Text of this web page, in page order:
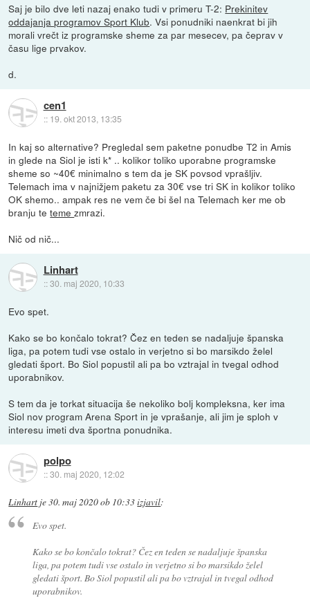
Saj je bilo dve leti nazaj enako tudi v primeru T-2: Prekinitev
oddajanja programov Sport Klub. Vsi ponudniki naenkrat bi jih
morali vrečt iz programske sheme za par mesecev, pa čeprav v
času lige prvakov.
d.
cen1
:: 19. okt 2013, 13:35
In kaj so alternative? Pregledal sem paketne ponudbe T2 in Amis
in glede na Siol je isti k* .. kolikor toliko uporabne programske
sheme so ~40€ minimalno s tem da je SK povsod vprašljiv.
Telemach ima v najnižjem paketu za 30€ vse tri SK in kolikor toliko
OK shemo.. ampak res ne vem če bi šel na Telemach ker me ob
branju tetemezmrazi.
Nič od nič...
Linhart
::30. maj 2020, 10:33
Evo spet.
Kako se bo končalo tokrat? Čez en teden se nadaljuje španska
liga, pa potem tudi vse ostalo in verjetno si bo marsikdo želel
gledati šport. Bo Siol popustil ali pa bo vztrajal in tvegal odhod
uporabnikov.
S tem da je torkat situacija še nekoliko bolj kompleksna, ker ima
Siol nov program Arena Sport in je vprašanje, ali jim je sploh v
interesu imeti dva športna ponudnika.
polpo
::30. maj 2020, 12:02
Linhart je30. maj 2020 ob 10:33izjavil:
Evo spet.
Kako se bo končalo tokrat? Čez en teden se nadaljuje španska
liga, pa potem tudi vse ostalo in verjetno si bo marsikdo želel
gledati šport. Bo Siol popustil ali pa bo vztrajal in tvegal odhod
uporabnikov.